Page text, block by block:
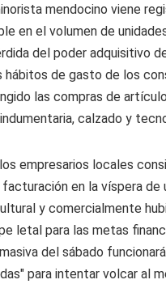
mendocino viene
en el volumen de
del poder adquisitivo
hábitos de gasto de los
las compras de
calzado y
empresarios locales
facturación en la víspera de
y comercialmente
letal para las metas
del sábado
para intentar volcar al